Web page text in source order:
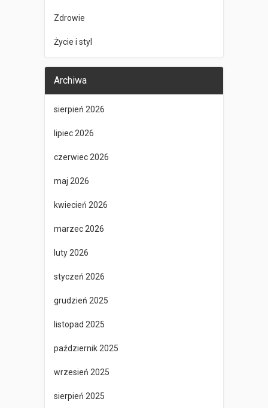
Zdrowie
Życie i styl
Archiwa
sierpień 2026
lipiec 2026
czerwiec 2026
maj 2026
kwiecień 2026
marzec 2026
luty 2026
styczeń 2026
grudzień 2025
listopad 2025
październik 2025
wrzesień 2025
sierpień 2025